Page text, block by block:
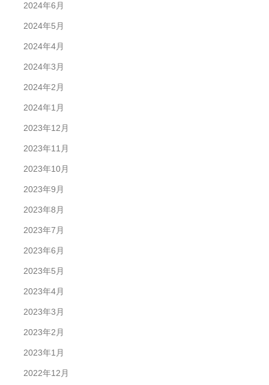
2024年6月
2024年5月
2024年4月
2024年3月
2024年2月
2024年1月
2023年12月
2023年11月
2023年10月
2023年9月
2023年8月
2023年7月
2023年6月
2023年5月
2023年4月
2023年3月
2023年2月
2023年1月
2022年12月